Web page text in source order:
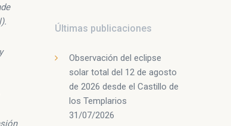
Últimas publicaciones
Observación del eclipse
solar total del 12 de agosto
de 2026 desde el Castillo de
los Templarios
31/07/2026